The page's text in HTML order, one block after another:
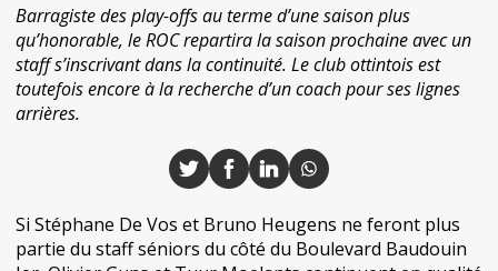
Barragiste des play-offs au terme d’une saison plus
qu’honorable, le ROC repartira la saison prochaine avec un
staff s’inscrivant dans la continuité. Le club ottintois est
toutefois encore à la recherche d’un coach pour ses lignes
arrières.
Si Stéphane De Vos et Bruno Heugens ne feront plus
partie du staff séniors du côté du Boulevard Baudouin